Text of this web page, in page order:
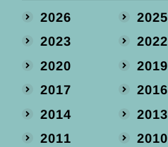
2026 2025
2023
2022
2020
2019
2017
2016
2014
2013
2011
2010